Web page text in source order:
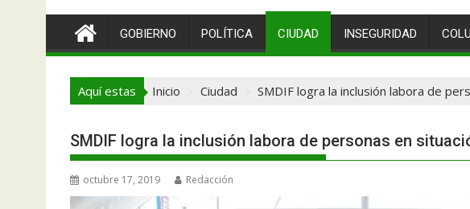
GOBIERNO POLÍTICA CIUDAD INSEGURIDAD
Aquí estas Inicio Ciudad SMDIF logra la inclusión labora de
SMDIF logra la inclusión labora de personas en
octubre 17, 2019 Redacción